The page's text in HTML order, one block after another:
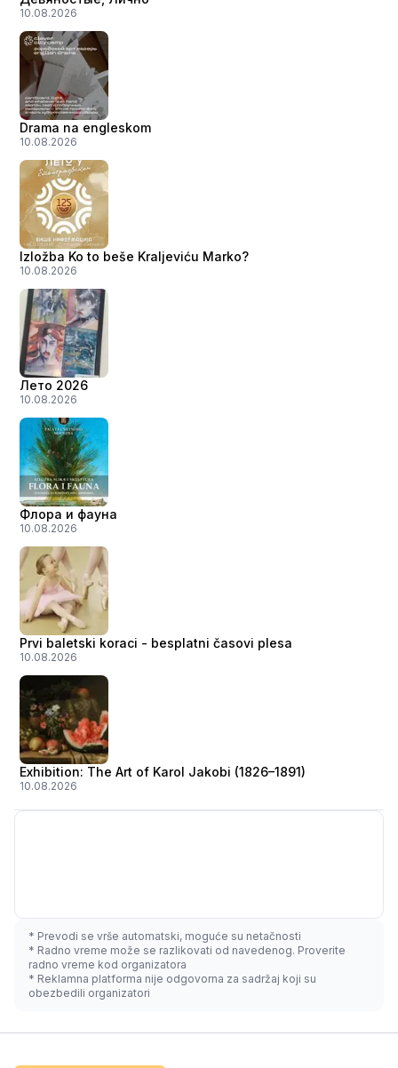
10.08.2026
Drama na engleskom
10.08.2026
Izložba Ko to beše Kraljeviću Marko?
10.08.2026
Лето 2026
10.08.2026
Флора и фауна
10.08.2026
Prvi baletski koraci - besplatni časovi plesa
10.08.2026
Exhibition: The Art of Karol Jakobi (1826–1891)
10.08.2026
* Prevodi se vrše automatski, moguće su netačnosti
* Radno vreme može se razlikovati od navedenog. Proverite
radno vreme kod organizatora
* Reklamna platforma nije odgovorna za sadržaj koji su
obezbedili organizatori